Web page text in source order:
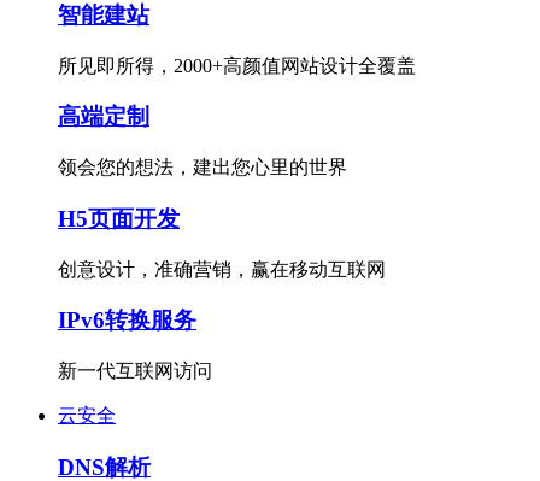
智能建站
所见即所得，2000+高颜值网站设计全覆盖
高端定制
领会您的想法，建出您心里的世界
H5页面开发
创意设计，准确营销，赢在移动互联网
IPv6转换服务
新一代互联网访问
云安全
DNS解析